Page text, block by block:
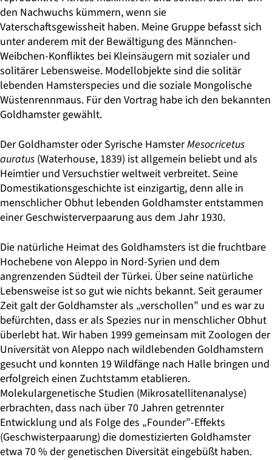
den Nachwuchs kümmern, wenn sie
Vaterschaftsgewissheit haben. Meine Gruppe befasst sich
unter anderem mit der Bewältigung des Männchen-
Weibchen-Konfliktes bei Kleinsäugern mit sozialer und
solitärer Lebensweise. Modellobjekte sind die solitär
lebenden Hamsterspecies und die soziale Mongolische
Wüstenrennmaus. Für den Vortrag habe ich den bekannten
Goldhamster gewählt.
Der Goldhamster oder Syrische HamsterMesocricetus
auratus (Waterhouse, 1839) ist allgemein beliebt und als
Heimtier und Versuchstier weltweit verbreitet. Seine
Domestikationsgeschichte ist einzigartig, denn alle in
menschlicher Obhut lebenden Goldhamster entstammen
einer Geschwisterverpaarung aus dem Jahr 1930.
Die natürliche Heimat des Goldhamsters ist die fruchtbare
Hochebene von Aleppo in Nord-Syrien und dem
angrenzenden Südteil der Türkei. Über seine natürliche
Lebensweise ist so gut wie nichts bekannt. Seit geraumer
Zeit galt der Goldhamster als „verschollen” und es war zu
befürchten, dass er als Spezies nur in menschlicher Obhut
überlebt hat. Wir haben 1999 gemeinsam mit Zoologen der
Universität von Aleppo nach wildlebenden Goldhamstern
gesucht und konnten 19 Wildfänge nach Halle bringen und
erfolgreich einen Zuchtstamm etablieren.
Molekulargenetische Studien (Mikrosatellitenanalyse)
erbrachten, dass nach über 70 Jahren getrennter
Entwicklung und als Folge des „Founder”-Effekts
(Geschwisterpaarung) die domestizierten Goldhamster
etwa 70 % der genetischen Diversität eingebüßt haben.